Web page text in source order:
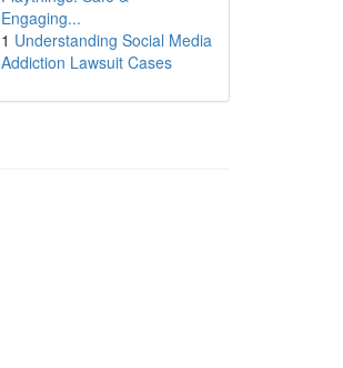
Engaging...
1 Understanding Social Media
Addiction Lawsuit Cases